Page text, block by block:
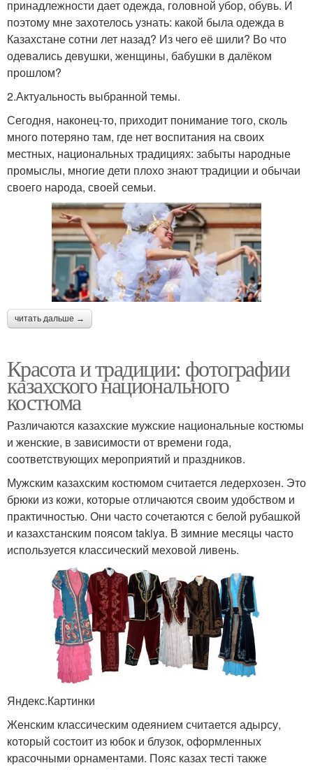
принадлежности дает одежда, головной убор, обувь. И
поэтому мне захотелось узнать: какой была одежда в
Казахстане сотни лет назад? Из чего её шили? Во что
одевались девушки, женщины, бабушки в далёком
прошлом?
2.Актуальность выбранной темы.
Сегодня, наконец-то, приходит понимание того, сколь
много потеряно там, где нет воспитания на своих
местных, национальных традициях: забыты народные
промыслы, многие дети плохо знают традиции и обычаи
своего народа, своей семьи.
читать дальше →
Красота и традиции: фотографии
казахского национального
костюма
Различаются казахские мужские национальные костюмы
и женские, в зависимости от времени года,
соответствующих мероприятий и праздников.
Мужским казахским костюмом считается ледерхозен. Это
брюки из кожи, которые отличаются своим удобством и
практичностью. Они часто сочетаются с белой рубашкой
и казахстанским поясом takiya. В зимние месяцы часто
используется классический меховой ливень.
Яндекс.Картинки
Женским классическим одеянием считается адырсу,
который состоит из юбок и блузок, оформленных
красочными орнаментами. Пояс казах тесті также